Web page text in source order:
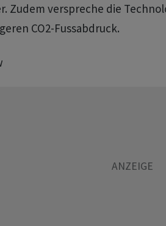
Zudem verspreche die
CO2-Fussabdruck.